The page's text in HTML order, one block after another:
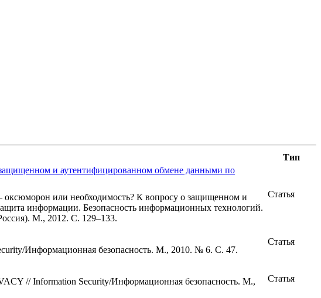
Тип
и аутентифицированном обмене данными по
оксюморон или необходимость? К вопросу о защищенном и
информации. Безопасность информационных технологий.
М., 2012. С. 129–133.
Статья
Информационная безопасность. М., 2010. № 6. С. 47.
Статья
// Information Security/Информационная безопасность. М.,
Статья